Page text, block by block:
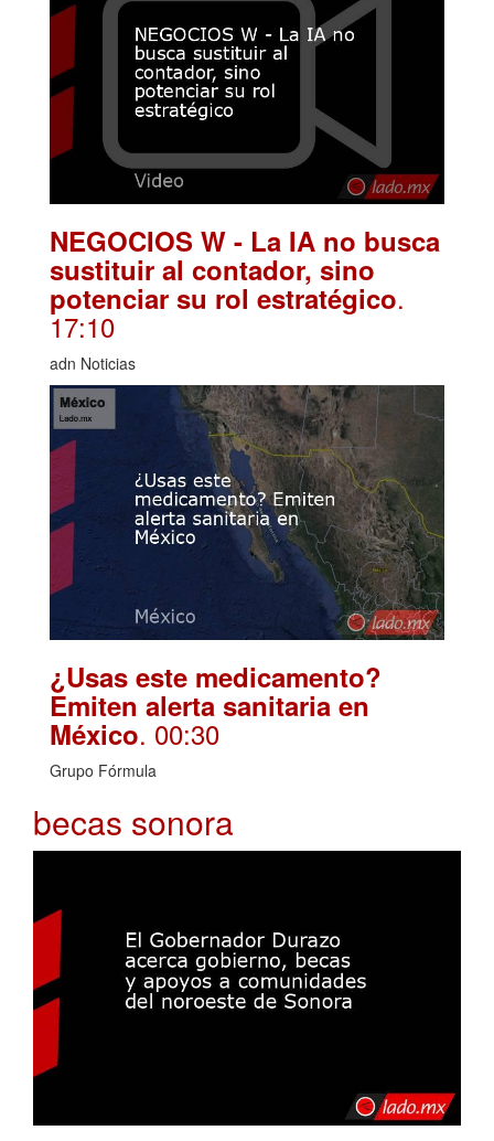
NEGOCIOS W - La IA no busca
sustituir al contador, sino
potenciar su rol estratégico.
17:10
adn Noticias
¿Usas este medicamento?
Emiten alerta sanitaria en
México. 00:30
Grupo Fórmula
becas sonora